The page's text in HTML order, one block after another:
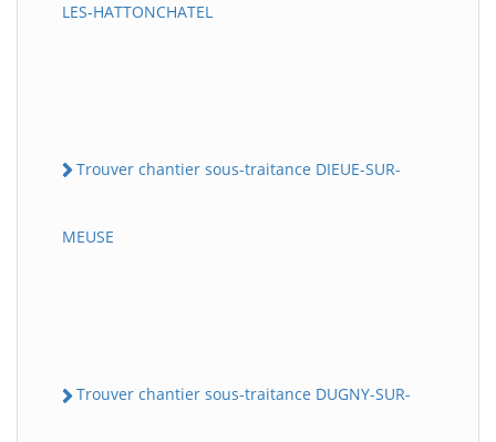
LES-HATTONCHATEL
Trouver chantier sous-traitance DIEUE-SUR-
MEUSE
Trouver chantier sous-traitance DUGNY-SUR-